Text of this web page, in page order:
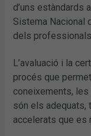
d’uns estàndards
Sistema Nacional
dels
L’avaluació i la
procés que
coneixements,
són els adequats,
accelerats que es